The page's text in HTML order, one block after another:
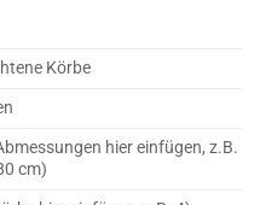
Körbe
hier einfügen, z.B.
cm)